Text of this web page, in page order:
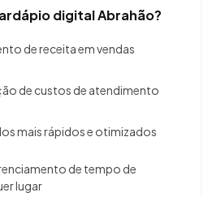
digital Abrahão?
de receita em vendas
de custos de atendimento
mais rápidos e otimizados
de tempo de
lugar